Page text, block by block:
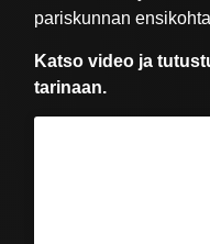
pariskunnan
Katso video ja
tarinaan.